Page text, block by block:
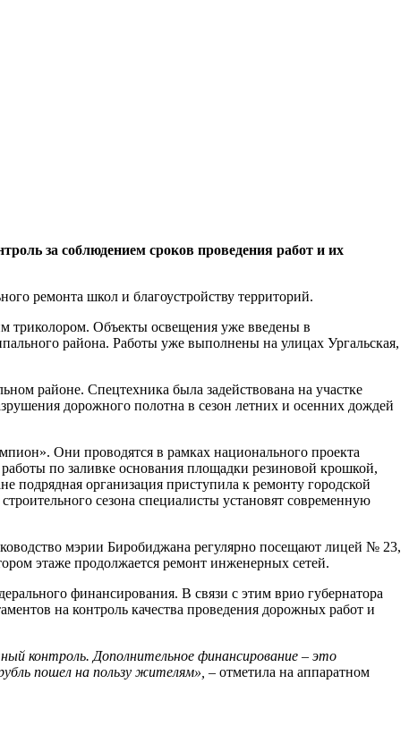
за соблюдением сроков проведения работ и их
ремонта школ и благоустройству территорий.
триколором. Объекты освещения уже введены в
района. Работы уже выполнены на улицах Ургальская,
районе. Спецтехника была задействована на участке
дорожного полотна в сезон летних и осенних дождей
Они проводятся в рамках национального проекта
по заливке основания площадки резиновой крошкой,
подрядная организация приступила к ремонту городской
сезона специалисты установят современную
мэрии Биробиджана регулярно посещают лицей № 23,
этаже продолжается ремонт инженерных сетей.
финансирования. В связи с этим врио губернатора
на контроль качества проведения дорожных работ и
контроль. Дополнительное финансирование – это
пошел на пользу жителям», – отметила на аппаратном